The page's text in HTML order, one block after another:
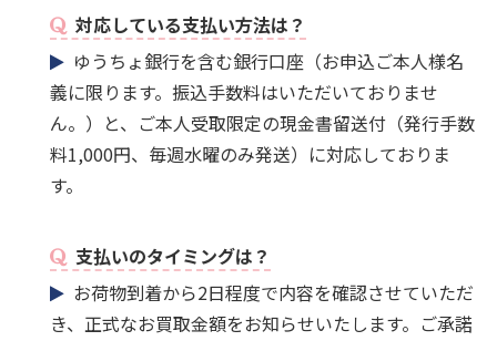
対応している支払い方法は？
ゆうちょ銀行を含む銀行口座（お申込ご本人様名
義に限ります。振込手数料はいただいておりませ
ん。）と、ご本人受取限定の現金書留送付（発行手数
料1,000円、毎週水曜のみ発送）に対応しておりま
す。
支払いのタイミングは？
お荷物到着から2日程度で内容を確認させていただ
き、正式なお買取金額をお知らせいたします。ご承諾